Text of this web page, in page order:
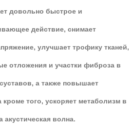
довольно быстрое и
действие, снимает
улучшает трофику тканей,
отложения и участки фиброза в
а также повышает
кроме того, ускоряет метаболизм в
акустическая волна.